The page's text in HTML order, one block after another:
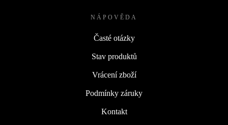
NÁPOVĚDA
Časté otázky
Stav produktů
Vrácení zboží
Podmínky záruky
Kontakt